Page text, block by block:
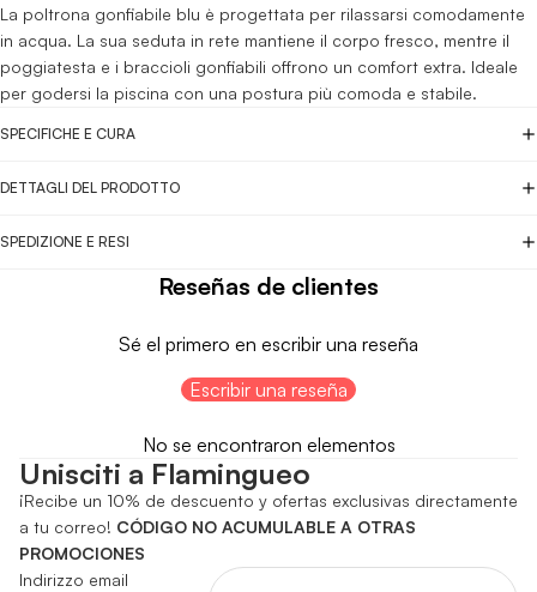
La poltrona gonfiabile blu è progettata per rilassarsi comodamente
in acqua. La sua seduta in rete mantiene il corpo fresco, mentre il
poggiatesta e i braccioli gonfiabili offrono un comfort extra. Ideale
per godersi la piscina con una postura più comoda e stabile.
SPECIFICHE E CURA
DETTAGLI DEL PRODOTTO
SPEDIZIONE E RESI
Reseñas de clientes
Sé el primero en escribir una reseña
Escribir una reseña
No se encontraron elementos
Unisciti a Flamingueo
¡Recibe un 10% de descuento y ofertas exclusivas directamente
a tu correo! CÓDIGO NO ACUMULABLE A OTRAS
PROMOCIONES
Indirizzo email